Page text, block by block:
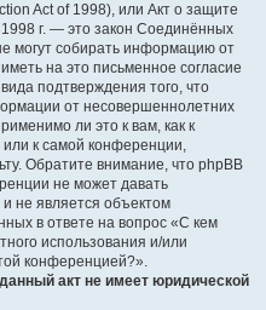
Act of 1998), или Акт о защите
г. — это закон Соединённых
могут собирать информацию от
на это письменное согласие
подтверждения того, что
от несовершеннолетних
ли это к вам, как к
к самой конференции,
Обратите внимание, что phpBB
не может давать
не является объектом
в ответе на вопрос «С кем
использования и/или
конференцией?».
акт не имеет юридической